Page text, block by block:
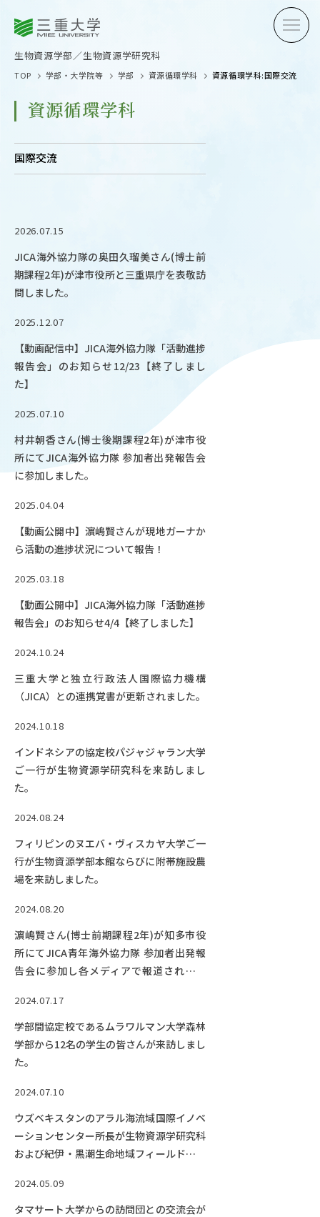
生物資源学部 生物資源学研究科
サイトマップ
お問い合わせ
キャンパスマップ
OUR OPEN
学問探求セミナー
ACADEMICS
入試情報
SOCIAL
大学生活
附属教育研究施設
PAMPHLET
教員一覧
EVENTS
生物資源学研究科紀要
TOP 学部・大学院等 学部 資源循環学科 資源循環学科:国際交流
資源循環学科
国際交流
2026.07.15
JICA海外協力隊の奥田久瑠美さん(博士前
期課程2年)が津市役所と三重県庁を表敬訪
問しました。
2025.12.07
【動画配信中】JICA海外協力隊「活動進捗
報告会」のお知らせ12/23【終了しまし
た】
2025.07.10
村井朝香さん(博士後期課程2年)が津市役
所にてJICA海外協力隊 参加者出発報告会
に参加しました。
2025.04.04
【動画公開中】濵嶋賢さんが現地ガーナか
ら活動の進捗状況について報告！
2025.03.18
【動画公開中】JICA海外協力隊「活動進捗
報告会」のお知らせ4/4【終了しました】
2024.10.24
三重大学と独立行政法人国際協力機構
（JICA）との連携覚書が更新されました。
2024.10.18
インドネシアの協定校パジャジャラン大学
ご一行が生物資源学研究科を来訪しまし
た。
2024.08.24
フィリピンのヌエバ・ヴィスカヤ大学ご一
行が生物資源学部本館ならびに附帯施設農
場を来訪しました。
2024.08.20
濵嶋賢さん(博士前期課程2年)が知多市役
所にてJICA青年海外協力隊 参加者出発報
告会に参加し各メディアで報道されまし
2024.07.17
学部間協定校であるムラワルマン大学森林
学部から12名の学生の皆さんが来訪しまし
た。
2024.07.10
ウズベキスタンのアラル海流域国際イノベ
ーションセンター所長が生物資源学研究科
および紀伊・黒潮生命地域フィールドサイ
た。
2024.05.09
タマサート大学からの訪問団との交流会が